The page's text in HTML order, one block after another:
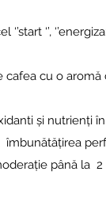
‘’,
cu o aromă
și nutrienți
îmbunătățirea
până la 2